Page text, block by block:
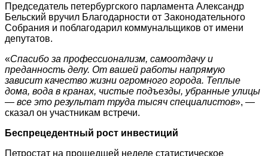
Председатель петербургского парламента Александр
Бельский вручил Благодарности от Законодательного
Собрания и поблагодарил коммунальщиков от имени
депутатов.
«Спасибо за профессионализм, самоотдачу и
преданность делу. От вашей работы напрямую
зависит качество жизни огромного города. Теплые
дома, вода в кранах, чистые подъезды, убранные улицы
— все это результат труда тысяч специалистов», —
сказал он участникам встречи.
Беспрецедентный рост инвестиций
Петростат на прошедшей неделе статистическое